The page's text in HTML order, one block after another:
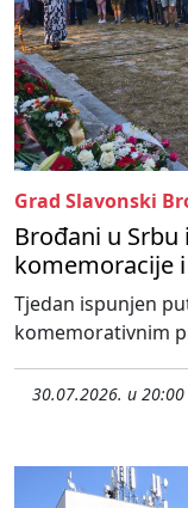
Grad Slavonski
Brođani u Srbu
komemoracije
Tjedan ispunjen
komemorativnim
30.07.2026. u 20:00